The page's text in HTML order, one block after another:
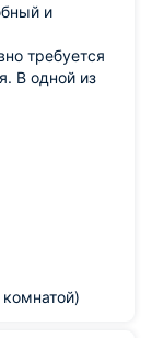
и
требуется
В одной из
понимаю
прихода
Много
в